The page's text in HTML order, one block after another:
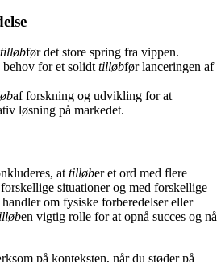
tilløbfør det store spring fra vippen.
for et solidt tilløbfør lanceringen af
af forskning og udvikling for at
løsning på markedet.
at tilløber et ord med flere
situationer og med forskellige
om fysiske forberedelser eller
en vigtig rolle for at opnå succes og nå
på konteksten, når du støder på